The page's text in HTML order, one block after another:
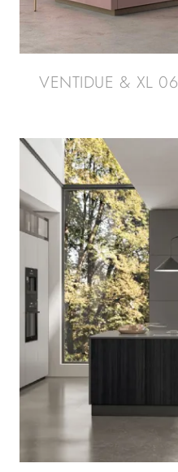
VENTIDUE & XL 06